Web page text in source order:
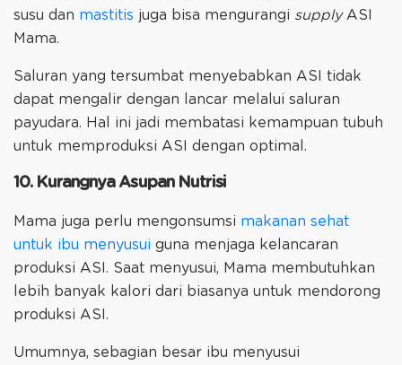
susu dan mastitis juga bisa mengurangi supplyASI
Mama.
Saluran yang tersumbat menyebabkan ASI tidak
dapat mengalir dengan lancar melalui saluran
payudara. Hal ini jadi membatasi kemampuan tubuh
untuk memproduksi ASI dengan optimal.
10. Kurangnya Asupan Nutrisi
Mama juga perlu mengonsumsi makanan sehat
untuk ibu menyusui guna menjaga kelancaran
produksi ASI. Saat menyusui, Mama membutuhkan
lebih banyak kalori dari biasanya untuk mendorong
produksi ASI.
Umumnya, sebagian besar ibu menyusui